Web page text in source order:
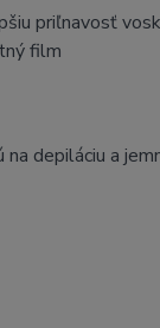
priľnavosť
film
depiláciu a